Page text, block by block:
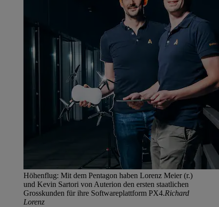
Höhenflug: Mit dem Pentagon haben Lorenz Meier (r.)
und Kevin Sartori von Auterion den ersten staatlichen
Grosskunden für ihre Softwareplattform PX4.Richard
Lorenz